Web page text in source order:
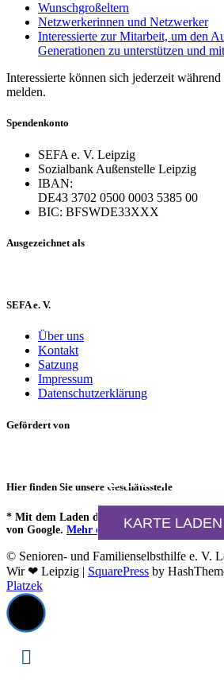
Wunschgroßeltern
Netzwerkerinnen und Netzwerker
Interessierte zur Mitarbeit, um den
Generationen zu unterstützen und
Interessierte können sich jederzeit
melden.
Spendenkonto
SEFA e. V. Leipzig
Sozialbank Außenstelle Leipzig
IBAN:
DE43 3702 0500 0003 5385 00
BIC: BFSWDE33XXX
Ausgezeichnet als
SEFA e. V.
Über uns
Kontakt
Satzung
Impressum
Datenschutzerklärung
Gefördert von
Hier finden Sie unsere Geschäftsstelle
DSGVO
KARTE
Präsentiert von
* Mit dem Laden der Karte akzeptierst du
von Google. Mehr erfahren
© Senioren- und Familienselbsthilfe e. V.
Wir ❤ Leipzig | SquarePress by
Platzek